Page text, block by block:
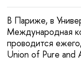
В Париже, в
Международная
проводится
Union of Pure and